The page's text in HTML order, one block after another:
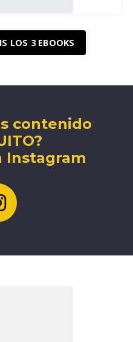
LOS 3 EBOOKS
contenido
Instagram